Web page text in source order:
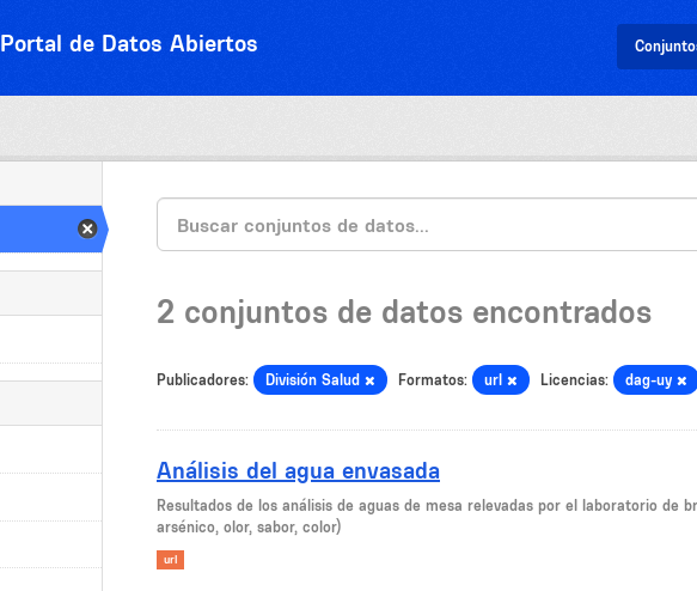
Portal de Datos Abiertos
2 conjuntos de datos encontrados
Publicadores: División Salud Formatos: url Licencias: dag-uy
Análisis del agua envasada
​Resultados de los análisis de aguas de mesa relevadas por el laboratorio de
arsénico, olor, sabor, color)
url